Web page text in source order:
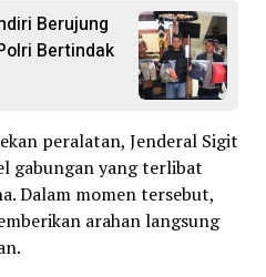
Berujung
Bertindak
peralatan, Jenderal Sigit
gabungan yang terlibat
Dalam momen tersebut,
arahan langsung